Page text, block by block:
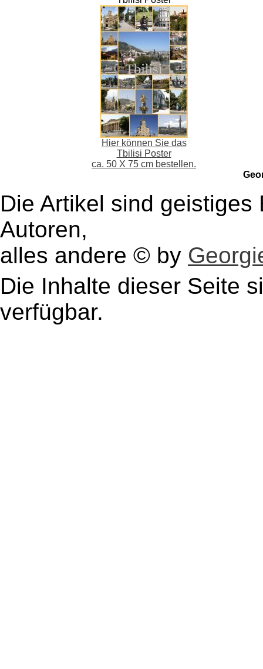
Hier können Sie das
Tbilisi Poster
ca. 50 X 75 cm bestellen.
Die Artikel sind
Autoren,
alles andere © by
Die Inhalte dieser Seite
verfügbar.